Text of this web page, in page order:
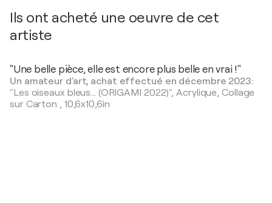
Ils ont acheté une oeuvre de cet
artiste
"Une belle pièce, elle est encore plus belle en vrai !"
Un amateur d'art, achat effectué en décembre 2023:
"Les oiseaux bleus... (ORIGAMI 2022)",Acrylique, Collage
sur Carton , 10,6x10,6in